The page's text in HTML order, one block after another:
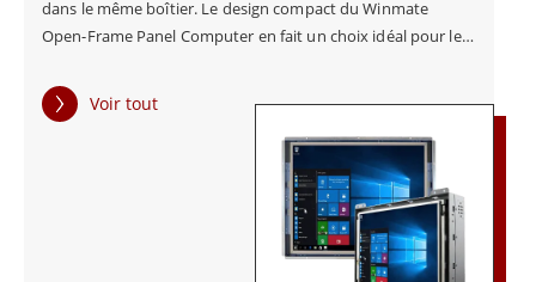
idéaux pour une utilisation dans des environnements
Les panels PC de Winmate sont disponibles en
différentes tailles d'écran et offrent une gamme
d'options pour la puissance de traitement et
l'efficacité énergétique. Avec des portes conformes à
dans le même boîtier. Le design compact du Winmate
Open-Frame Panel Computer en fait un choix idéal pour les
conçu pour résister aux conditions industrielles difficiles,
notamment aux fluctuations de température, à la chaleur
ou au froid extrêmes, à l'eau et à l'humidité, à la poussière, à
la graisse, aux chocs et aux vibrations.
Voir tout